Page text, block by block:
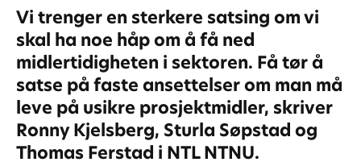
Vi trenger en sterkere satsing om vi
skal ha noe håp om å få ned
midlertidigheten i sektoren. Få tør å
satse på faste ansettelser om man må
leve på usikre prosjektmidler, skriver
Ronny Kjelsberg, Sturla Søpstad og
Thomas Ferstad i NTL NTNU.